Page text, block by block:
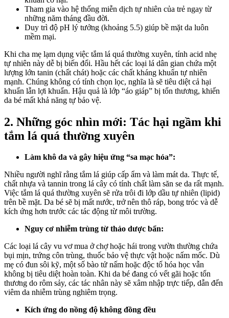
Tham gia vào hệ thống miễn dịch tự nhiên của trẻ ngay từ
những năm tháng đầu đời.
Duy trì độ pH lý tưởng (khoảng 5.5) giúp bề mặt da luôn
mềm mại.
Khi cha mẹ lạm dụng việc tắm lá quá thường xuyên, tính acid nhẹ
tự nhiên này dễ bị biến đổi. Hầu hết các loại lá dân gian chứa một
lượng lớn tanin (chất chát) hoặc các chất kháng khuẩn tự nhiên
mạnh. Chúng không có tính chọn lọc, nghĩa là sẽ tiêu diệt cả hại
khuẩn lẫn lợi khuẩn. Hậu quả là lớp “áo giáp” bị tổn thương, khiến
da bé mất khả năng tự bảo vệ.
2. Những góc nhìn mới: Tác hại ngầm khi
tắm lá quá thường xuyên
Làm khô da và gây hiệu ứng “sa mạc hóa”:
Nhiều người nghĩ rằng tắm lá giúp cấp ẩm và làm mát da. Thực tế,
chất nhựa và tannin trong lá cây có tính chất làm săn se da rất mạnh.
Việc tắm lá quá thường xuyên sẽ rửa trôi đi lớp dầu tự nhiên (lipid)
trên bề mặt. Da bé sẽ bị mất nước, trở nên thô ráp, bong tróc và dễ
kích ứng hơn trước các tác động từ môi trường.
Nguy cơ nhiễm trùng từ thảo dược bẩn:
Các loại lá cây vu vơ mua ở chợ hoặc hái trong vườn thường chứa
bụi mịn, trứng côn trùng, thuốc bảo vệ thực vật hoặc nấm mốc. Dù
mẹ có đun sôi kỹ, một số bào tử nấm hoặc độc tố hóa học vẫn
không bị tiêu diệt hoàn toàn. Khi da bé đang có vết gãi hoặc tổn
thương do rôm sảy, các tác nhân này sẽ xâm nhập trực tiếp, dẫn đến
viêm da nhiễm trùng nghiêm trọng.
Kích ứng do nồng độ không đồng đều